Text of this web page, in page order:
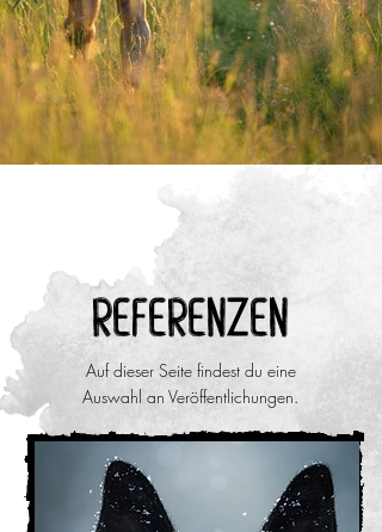
Referenzen
Auf dieser Seite findest du eine
Auswahl an Veröffentlichungen.